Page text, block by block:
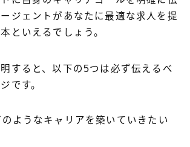
ジェントがあなたに最適な求人を提
といえるでしょう。
すると、以下の5つは必ず伝えるべ
です。
ようなキャリアを築いていきたい